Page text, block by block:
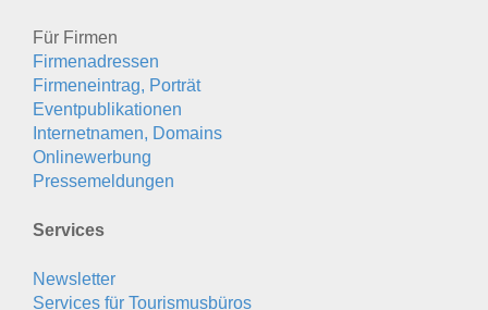
Für Firmen
Firmenadressen
Firmeneintrag, Porträt
Eventpublikationen
Internetnamen, Domains
Onlinewerbung
Pressemeldungen
Services
Newsletter
Services für Tourismusbüros